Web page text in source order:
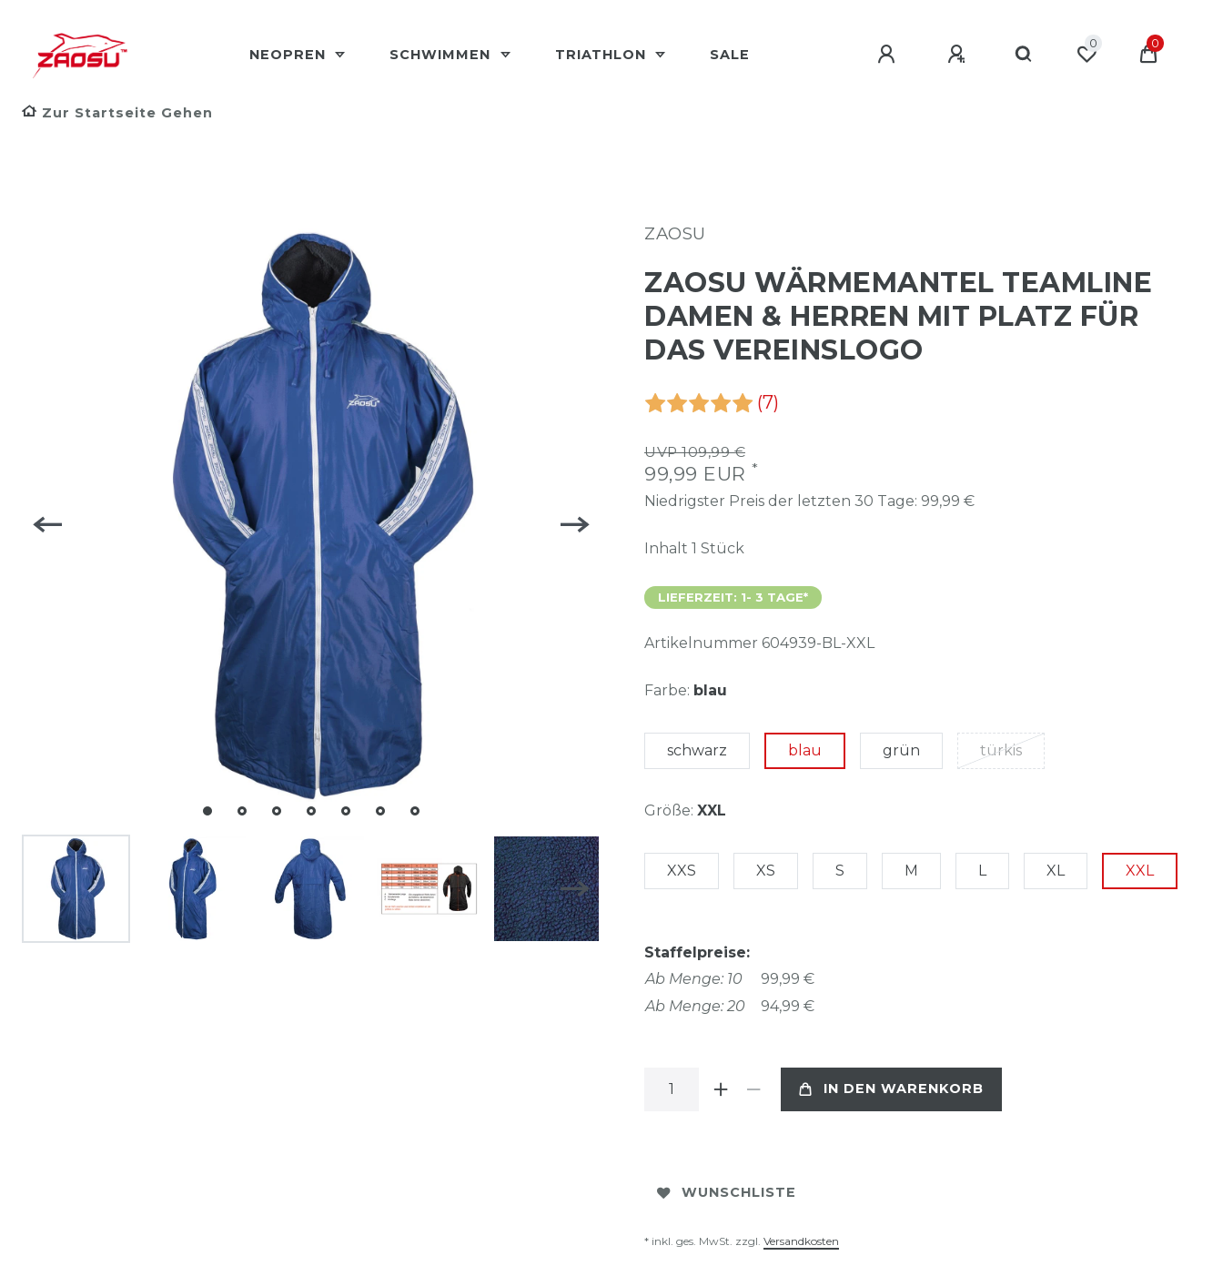
NEOPREN SCHWIMMEN TRIATHLON SALE
0 0
Zur Startseite Gehen
ZAOSU
ZAOSU WÄRMEMANTEL TEAMLINE
DAMEN & HERREN MIT PLATZ FÜR
DAS VEREINSLOGO
(7)
UVP 109,99 €
99,99 EUR *
Niedrigster Preis der letzten 30 Tage: 99,99 €
Inhalt 1 Stück
LIEFERZEIT: 1- 3 TAGE*
Artikelnummer 604939-BL-XXL
Farbe: blau
schwarz blau grün türkis
Größe: XXL
XXS XS S M L XL XXL
Staffelpreise:
Ab Menge: 10
99,99 €
Ab Menge: 20
94,99 €
IN DEN WARENKORB
WUNSCHLISTE
* inkl. ges. MwSt. zzgl. Versandkosten